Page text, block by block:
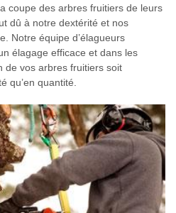
coupe des arbres fruitiers de leurs
dû à notre dextérité et nos
Notre équipe d’élagueurs
élagage efficace et dans les
de vos arbres fruitiers soit
qu’en quantité.